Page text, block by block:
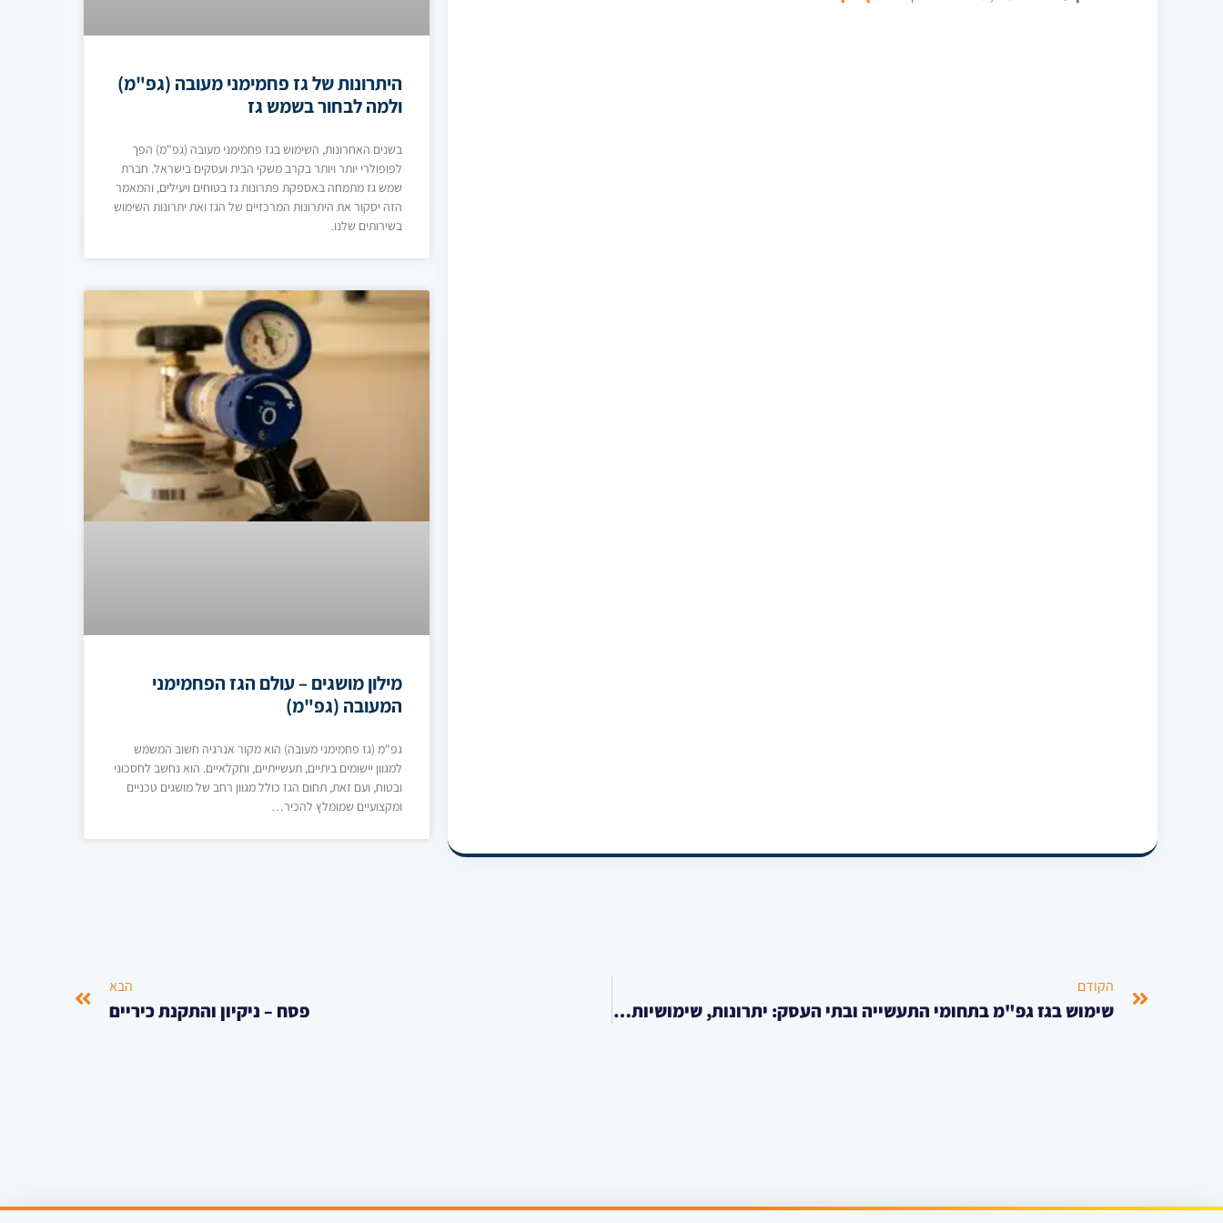
היתרונות של גז פחמימני מעובה (גפ"מ)
ולמה לבחור בשמש גז
בשנים האחרונות, השימוש בגז פחמימני מעובה (גפ"מ) הפך
לפופולרי יותר ויותר בקרב משקי הבית ועסקים בישראל. חברת
שמש גז מתמחה באספקת פתרונות גז בטוחים ויעילים, והמאמר
הזה יסקור את היתרונות המרכזיים של הגז ואת יתרונות השימוש
בשירותים שלנו.
מילון מושגים – עולם הגז הפחמימני
המעובה (גפ"מ)
גפ"מ (גז פחמימני מעובה) הוא מקור אנרגיה חשוב המשמש
למגוון יישומים ביתיים, תעשייתיים, וחקלאיים. הוא נחשב לחסכוני
ובטוח, ועם זאת, תחום הגז כולל מגוון רחב של מושגים טכניים
ומקצועיים שמומלץ להכיר…
הקודם
שימוש בגז גפ"מ בתחומי התעשייה ובתי העסק: יתרונות, שימושיות ושירותי אספקה
הבא
פסח – ניקיון והתקנת כיריים